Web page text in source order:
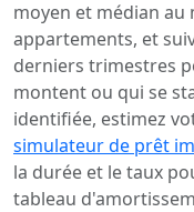
moyen et médian au
appartements, et
derniers trimestres
montent ou qui se
identifiée, estimez
simulateur de prêt
la durée et le taux
tableau